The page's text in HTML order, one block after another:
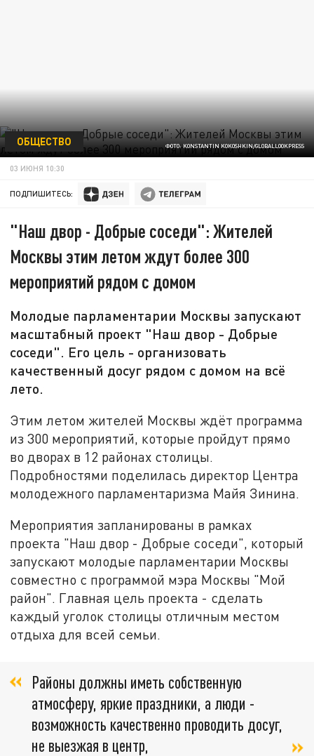
ФОТО: KONSTANTIN KOKOSHKIN/GLOBALLOOKPRESS
ОБЩЕСТВО
03 ИЮНЯ 10:30
ПОДПИШИТЕСЬ:
"Наш двор - Добрые соседи": Жителей
Москвы этим летом ждут более 300
мероприятий рядом с домом
Молодые парламентарии Москвы запускают
масштабный проект "Наш двор - Добрые
соседи". Его цель - организовать
качественный досуг рядом с домом на всё
лето.
Этим летом жителей Москвы ждёт программа
из 300 мероприятий, которые пройдут прямо
во дворах в 12 районах столицы.
Подробностями поделилась директор Центра
молодежного парламентаризма Майя Зинина.
Мероприятия запланированы в рамках
проекта "Наш двор - Добрые соседи", который
запускают молодые парламентарии Москвы
совместно с программой мэра Москвы "Мой
район". Главная цель проекта - сделать
каждый уголок столицы отличным местом
отдыха для всей семьи.
Районы должны иметь собственную
атмосферу, яркие праздники, а люди -
возможность качественно проводить досуг,
не выезжая в центр,